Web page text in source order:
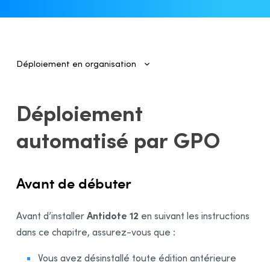
Déploiement en organisation
Authentification et provisionnement
Gestion des comptes
Déploiement automatisé sur plusieurs postes
Gestionnaire de déploiement
Utilisation
Déploiement
automatisé par GPO
Avant de débuter
Avant d’installerAntidote 12 en suivant les instructions
dans ce chapitre, assurez-vous que :
Vous avez désinstallé toute édition antérieure